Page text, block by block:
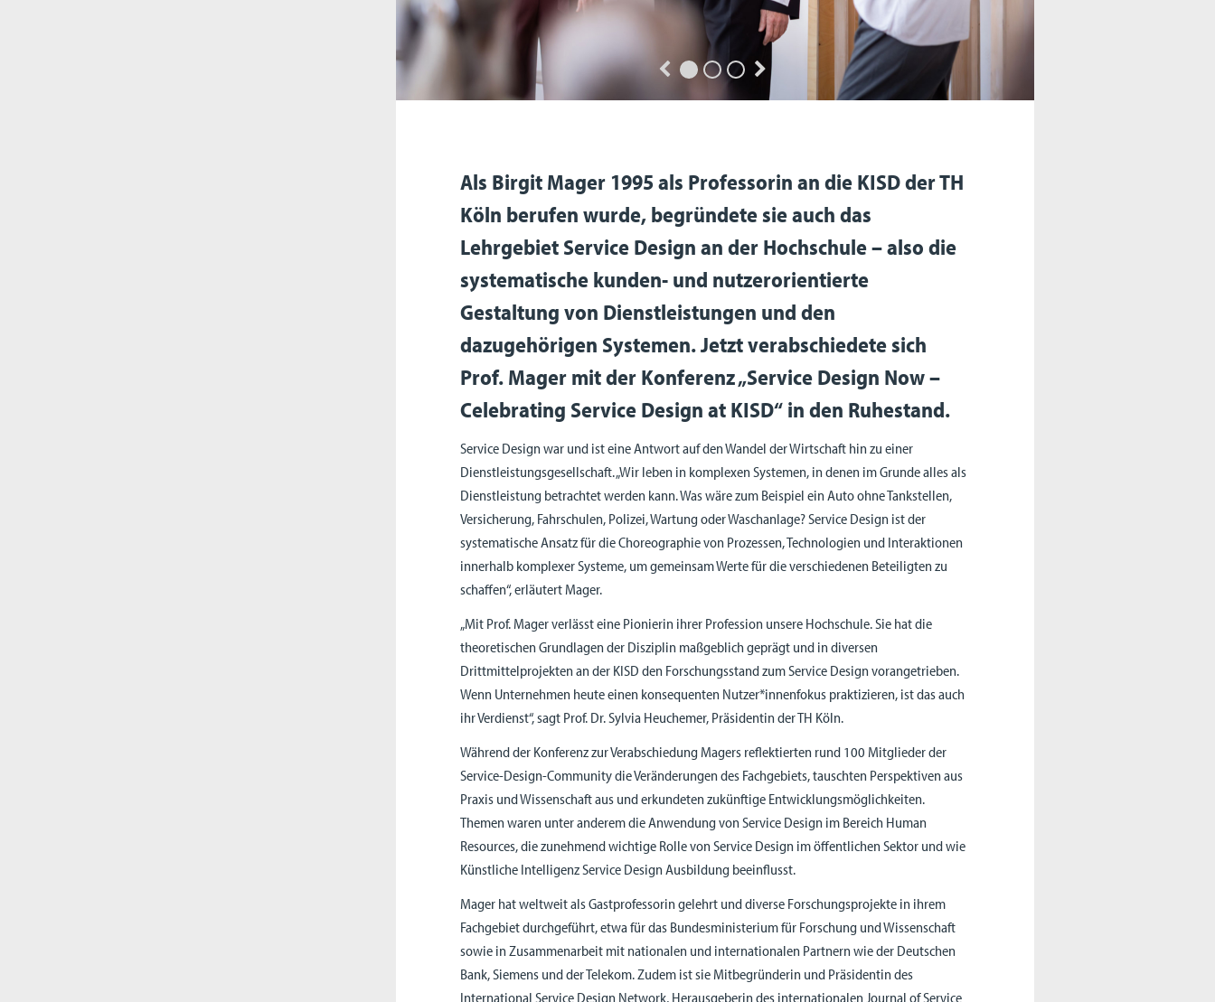
Als Birgit Mager 1995 als Professorin an die KISD der TH
Köln berufen wurde, begründete sie auch das
Lehrgebiet Service Design an der Hochschule – also die
systematische kunden- und nutzerorientierte
Gestaltung von Dienstleistungen und den
dazugehörigen Systemen. Jetzt verabschiedete sich
Prof. Mager mit der Konferenz „Service Design Now –
Celebrating Service Design at KISD“ in den Ruhestand.
Service Design war und ist eine Antwort auf den Wandel der Wirtschaft hin zu einer
Dienstleistungsgesellschaft. „Wir leben in komplexen Systemen, in denen im Grunde alles als
Dienstleistung betrachtet werden kann. Was wäre zum Beispiel ein Auto ohne Tankstellen,
Versicherung, Fahrschulen, Polizei, Wartung oder Waschanlage? Service Design ist der
systematische Ansatz für die Choreographie von Prozessen, Technologien und Interaktionen
innerhalb komplexer Systeme, um gemeinsam Werte für die verschiedenen Beteiligten zu
schaffen“, erläutert Mager.
„Mit Prof. Mager verlässt eine Pionierin ihrer Profession unsere Hochschule. Sie hat die
theoretischen Grundlagen der Disziplin maßgeblich geprägt und in diversen
Drittmittelprojekten an der KISD den Forschungsstand zum Service Design vorangetrieben.
Wenn Unternehmen heute einen konsequenten Nutzer*innenfokus praktizieren, ist das auch
ihr Verdienst“, sagt Prof. Dr. Sylvia Heuchemer, Präsidentin der TH Köln.
Während der Konferenz zur Verabschiedung Magers reflektierten rund 100 Mitglieder der
Service-Design-Community die Veränderungen des Fachgebiets, tauschten Perspektiven aus
Praxis und Wissenschaft aus und erkundeten zukünftige Entwicklungsmöglichkeiten.
Themen waren unter anderem die Anwendung von Service Design im Bereich Human
Resources, die zunehmend wichtige Rolle von Service Design im öffentlichen Sektor und wie
Künstliche Intelligenz Service Design Ausbildung beeinflusst.
Mager hat weltweit als Gastprofessorin gelehrt und diverse Forschungsprojekte in ihrem
Fachgebiet durchgeführt, etwa für das Bundesministerium für Forschung und Wissenschaft
sowie in Zusammenarbeit mit nationalen und internationalen Partnern wie der Deutschen
Bank, Siemens und der Telekom. Zudem ist sie Mitbegründerin und Präsidentin des
International Service Design Network, Herausgeberin des internationalen Journal of Service